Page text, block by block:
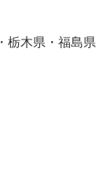
栃木県・福島